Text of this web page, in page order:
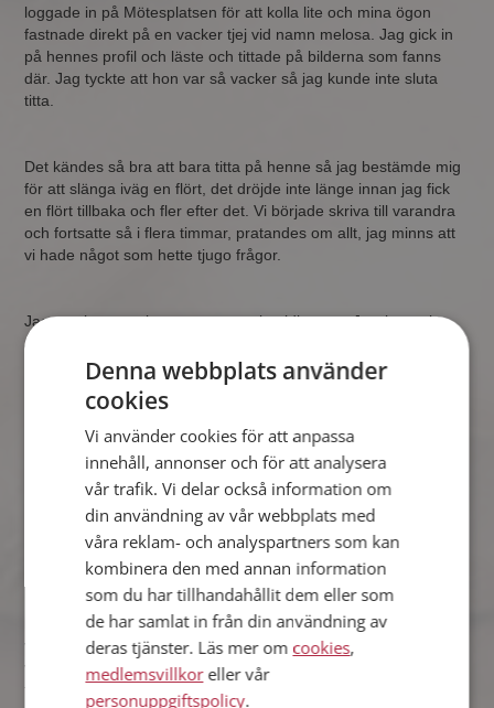
loggade in på Mötesplatsen för att kolla lite och mina ögon
fastnade direkt på en vacker tjej vid namn melosa. Jag gick in
på hennes profil och läste och tittade på bilderna som fanns
där. Jag tyckte att hon var så vacker så jag kunde inte sluta
titta.
Det kändes så bra att bara titta på henne så jag bestämde mig
för att slänga iväg en flört, det dröjde inte länge innan jag fick
en flört tillbaka och fler efter det. Vi började skriva till varandra
och fortsatte så i flera timmar, pratandes om allt, jag minns att
vi hade något som hette tjugo frågor.
Jag gav henne mitt nummer ganska tidigt men Jessica tyckte
att det var för tidigt. En dag gick min dator sönder och jag
tänkte att ska jag nu aldrig mer få prata med denna vackra tjej
igen. Då hörde jag ett sms-ljud från min telefon, jag plockade
upp den och såg att det var Jessica. Jag var så himla glad för
detta sms.
Jessica berättar om Johan:
För mig började allting när jag under en lunch med en kompis
började prata om var man egentligen träffar en bra kille. Detta
var efter att vi båda gjort vårt obligatoriska år utomlands och vi
var trötta på att umgås med alla andra från universitetet på de
typiska studentställena i staden, vi bestämde oss då för att
Denna webbplats använder
cookies
Vi använder cookies för att anpassa
innehåll, annonser och för att analysera
vår trafik. Vi delar också information om
din användning av vår webbplats med
våra reklam- och analyspartners som kan
kombinera den med annan information
som du har tillhandahållit dem eller som
de har samlat in från din användning av
deras tjänster. Läs mer om cookies,
medlemsvillkoreller vår
personuppgiftspolicy.